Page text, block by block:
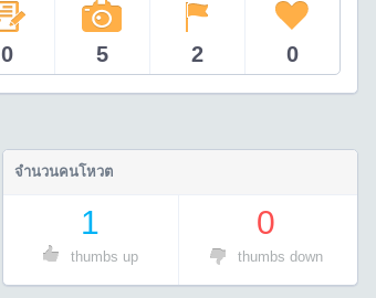
0 5 2 0
จำนวนคนโหวต
1
thumbs up
0
thumbs down